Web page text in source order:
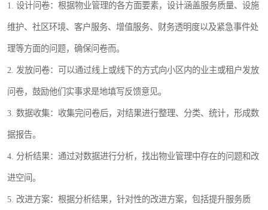
1. 设计问卷：根据物业管理的各方面要素，设计涵盖服务质量、设施
维护、社区环境、客户服务、增值服务、财务透明度以及紧急事件处
理等方面的问题，确保问卷而。
2. 发放问卷：可以通过线上或线下的方式向小区内的业主或租户发放
问卷，鼓励他们实事求是地填写反馈意见。
3. 数据收集：收集完问卷后，对结果进行整理、分类、统计，形成数
据报告。
4. 分析结果：通过对数据进行分析，找出物业管理中存在的问题和改
进空间。
5. 改进方案：根据分析结果，针对性的改进方案，包括提升服务质